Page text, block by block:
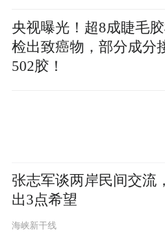
央视曝光！超8成睫毛
检出致癌物，部分成分
502胶！
张志军谈两岸民间交流
出3点希望
海峡新干线